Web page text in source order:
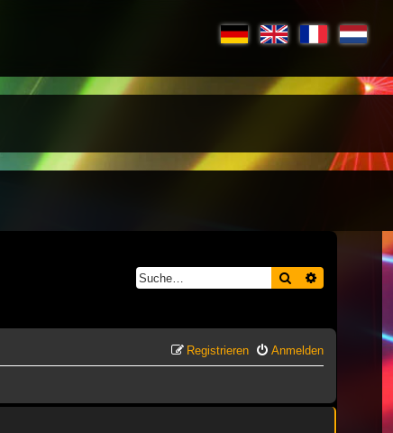
Suche
Anmelden
Registrieren